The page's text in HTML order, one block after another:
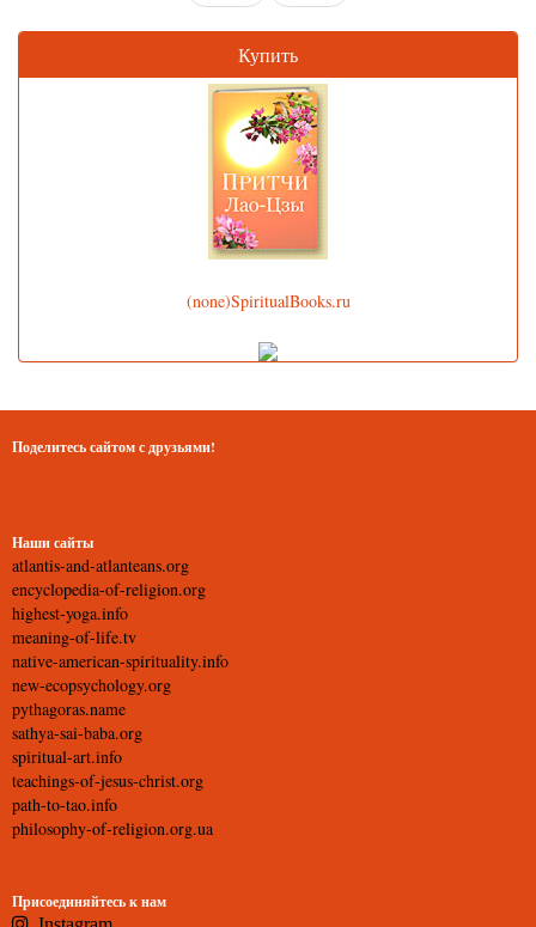
Купить
(none)SpiritualBooks.ru
Поделитесь сайтом с друзьями!
Наши сайты
atlantis-and-atlanteans.org
encyclopedia-of-religion.org
highest-yoga.info
meaning-of-life.tv
native-american-spirituality.info
new-ecopsychology.org
pythagoras.name
sathya-sai-baba.org
spiritual-art.info
teachings-of-jesus-christ.org
path-to-tao.info
philosophy-of-religion.org.ua
Присоединяйтесь к нам